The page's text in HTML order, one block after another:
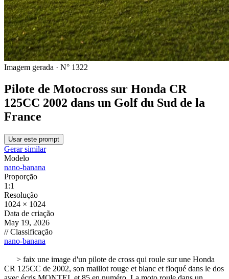
Imagem gerada · N° 1322
Pilote de Motocross sur Honda CR
125CC 2002 dans un Golf du Sud de la
France
Usar este prompt
Gerar similar
Modelo
nano-banana
Proporção
1:1
Resolução
1024 × 1024
Data de criação
May 19, 2026
// Classificação
nano-banana
> faix une image d'un pilote de cross qui roule sur une Honda
CR 125CC de 2002, son maillot rouge et blanc et floqué dans le dos